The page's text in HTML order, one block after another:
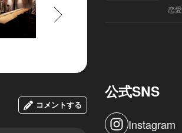
コメントする
恋愛
公式SNS
Instagram